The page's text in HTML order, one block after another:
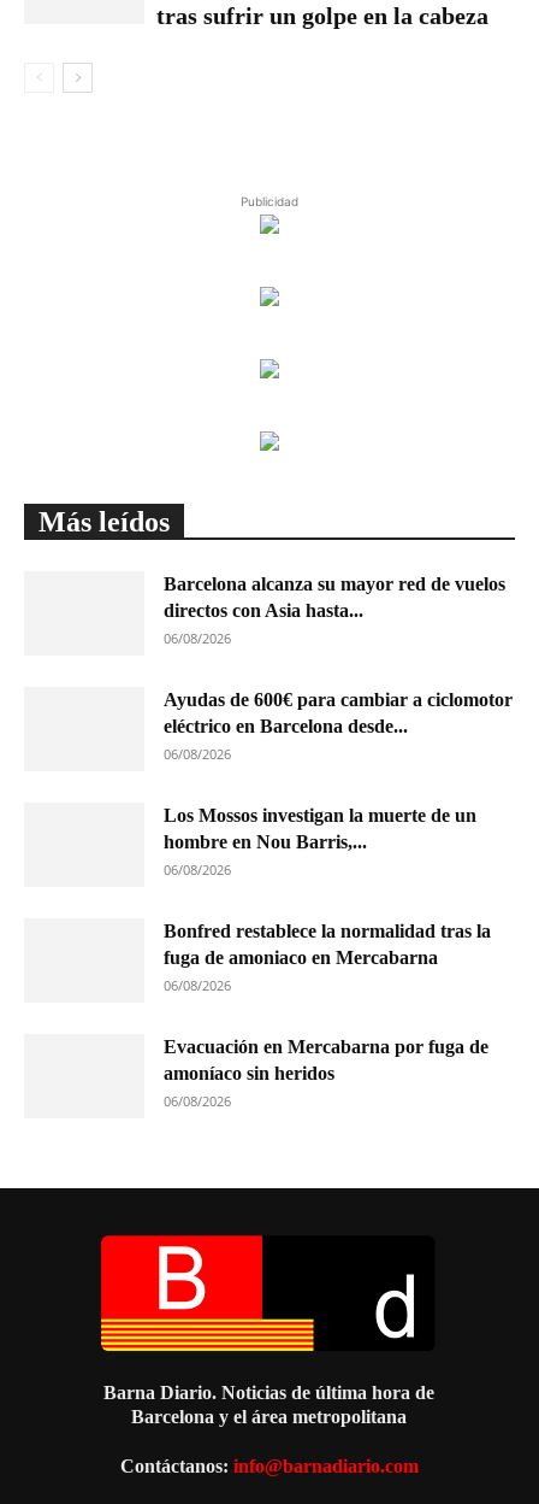
tras sufrir un golpe en la cabeza
Publicidad
Más leídos
Barcelona alcanza su mayor red de vuelos
directos con Asia hasta...
06/08/2026
Ayudas de 600€ para cambiar a ciclomotor
eléctrico en Barcelona desde...
06/08/2026
Los Mossos investigan la muerte de un
hombre en Nou Barris,...
06/08/2026
Bonfred restablece la normalidad tras la
fuga de amoniaco en Mercabarna
06/08/2026
Evacuación en Mercabarna por fuga de
amoníaco sin heridos
06/08/2026
Barna Diario. Noticias de última hora de
Barcelona y el área metropolitana
Contáctanos: info@barnadiario.com